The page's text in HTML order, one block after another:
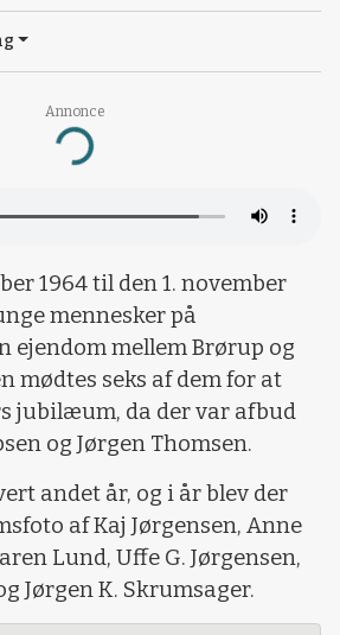
Annonce
Loading...
1964 til den 1. november
mennesker på
ejendom mellem Brørup og
mødtes seks af dem for at
jubilæum, da der var afbud
og Jørgen Thomsen.
andet år, og i år blev der
af Kaj Jørgensen, Anne
Lund, Uffe G. Jørgensen,
Jørgen K. Skrumsager.